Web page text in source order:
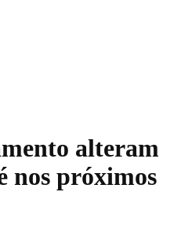
alteram
nos próximos